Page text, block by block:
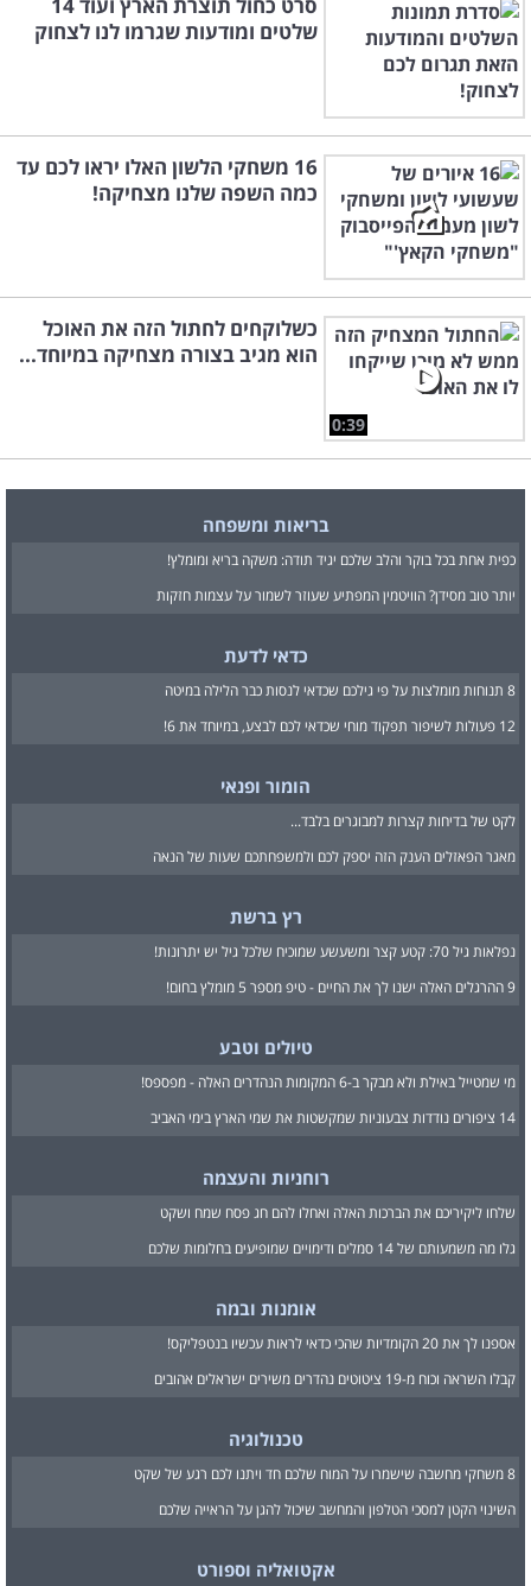
שלטים ומודעות שגרמו לנו לצחוק
16 משחקי הלשון האלו יראו לכם עד
כמה השפה שלנו מצחיקה!
0:39
כשלוקחים לחתול הזה את האוכל
הוא מגיב בצורה מצחיקה במיוחד...
בריאות ומשפחה
כפית אחת בכל בוקר והלב שלכם יגיד תודה: משקה בריא ומומלץ!
יותר טוב מסידן? הוויטמין המפתיע שעוזר לשמור על עצמות חזקות
כדאי לדעת
8 תנוחות מומלצות על פי גילכם שכדאי לנסות כבר הלילה במיטה
12 פעולות לשיפור תפקוד מוחי שכדאי לכם לבצע, במיוחד את 6!
הומור ופנאי
לקט של בדיחות קצרות למבוגרים בלבד...
מאגר הפאזלים הענק הזה יספק לכם ולמשפחתכם שעות של הנאה
רץ ברשת
נפלאות גיל 70: קטע קצר ומשעשע שמוכיח שלכל גיל יש יתרונות!
9 ההרגלים האלה ישנו לך את החיים - טיפ מספר 5 מומלץ בחום!
טיולים וטבע
מי שמטייל באילת ולא מבקר ב-6 המקומות הנהדרים האלה - מפספס!
14 ציפורים נודדות צבעוניות שמקשטות את שמי הארץ בימי האביב
רוחניות והעצמה
שלחו ליקיריכם את הברכות האלה ואחלו להם חג פסח שמח ושקט
גלו מה משמעותם של 14 סמלים ודימויים שמופיעים בחלומות שלכם
אומנות ובמה
אספנו לך את 20 הקומדיות שהכי כדאי לראות עכשיו בנטפליקס!
קבלו השראה וכוח מ-19 ציטוטים נהדרים משירים ישראלים אהובים
טכנולוגיה
8 משחקי מחשבה שישמרו על המוח שלכם חד ויתנו לכם רגע של שקט
השינוי הקטן למסכי הטלפון והמחשב שיכול להגן על הראייה שלכם
אקטואליה וספורט